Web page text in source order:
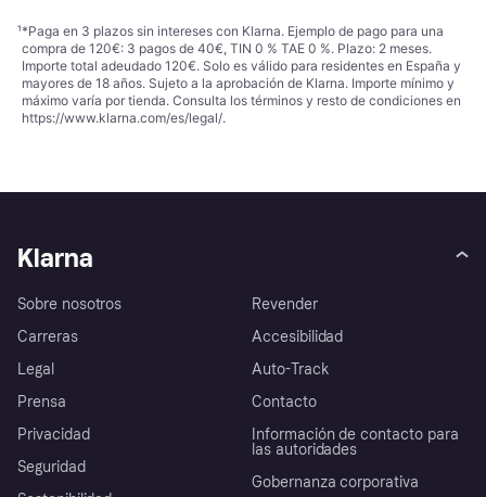
¹*Paga en 3 plazos sin intereses con Klarna. Ejemplo de pago para una
compra de 120€: 3 pagos de 40€, TIN 0 % TAE 0 %. Plazo: 2 meses.
Importe total adeudado 120€. Solo es válido para residentes en España y
mayores de 18 años. Sujeto a la aprobación de Klarna. Importe mínimo y
máximo varía por tienda. Consulta los términos y resto de condiciones en
https://www.klarna.com/es/legal/.
Klarna
Sobre nosotros
Carreras
Legal
Prensa
Privacidad
Seguridad
Revender
Accesibilidad
Auto-Track
Contacto
Información de contacto para
las autoridades
Gobernanza corporativa